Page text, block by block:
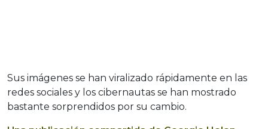
Sus imágenes se han viralizado rápidamente en las
redes sociales y los cibernautas se han mostrado
bastante sorprendidos por su cambio.